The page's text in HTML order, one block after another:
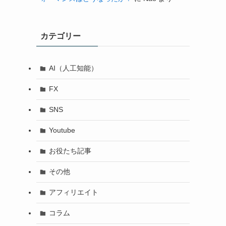
カテゴリー
AI（人工知能）
FX
SNS
Youtube
お役たち記事
その他
アフィリエイト
コラム